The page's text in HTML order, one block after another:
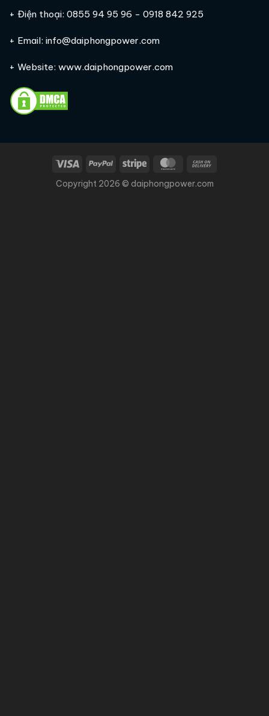
+ Điện thoại: 0855 94 95 96 - 0918 842 925
+ Email: info@daiphongpower.com
+ Website: www.daiphongpower.com
Copyright 2026 © daiphongpower.com